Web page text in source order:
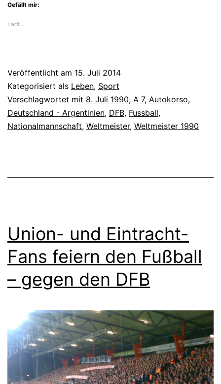
Gefällt mir:
Lädt…
Veröffentlicht am 15. Juli 2014
Kategorisiert als Leben, Sport
Verschlagwortet mit 8. Juli 1990, A 7, Autokorso,
Deutschland - Argentinien, DFB, Fussball,
Nationalmannschaft, Weltmeister, Weltmeister 1990
Union- und Eintracht-
Fans feiern den Fußball
– gegen den DFB